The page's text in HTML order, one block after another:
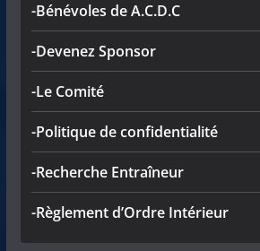
-Bénévoles de A.C.D.C
-Devenez Sponsor
-Le Comité
-Politique de confidentialité
-Recherche Entraîneur
-Règlement d’Ordre Intérieur